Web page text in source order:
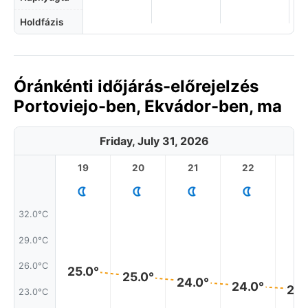
Holdfázis
Óránkénti időjárás-előrejelzés
Portoviejo-ben, Ekvádor-ben, ma
Friday, July 31, 2026
32.0°C
29.0°C
26.0°C
23.0°C
19
25.0°
20
25.0°
21
24.0°
22
24.0°